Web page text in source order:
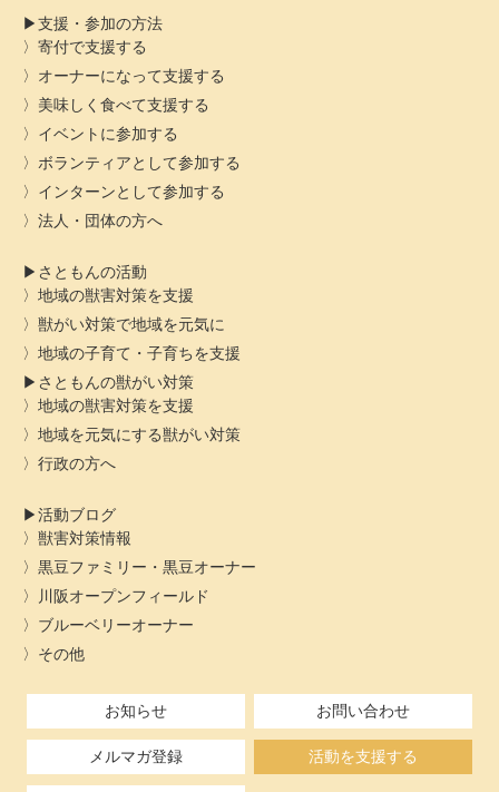
支援・参加の方法
寄付で支援する
オーナーになって支援する
美味しく食べて支援する
イベントに参加する
ボランティアとして参加する
インターンとして参加する
法人・団体の方へ
さともんの活動
地域の獣害対策を支援
獣がい対策で地域を元気に
地域の子育て・子育ちを支援
さともんの獣がい対策
地域の獣害対策を支援
地域を元気にする獣がい対策
行政の方へ
活動ブログ
獣害対策情報
黒豆ファミリー・黒豆オーナー
川阪オープンフィールド
ブルーベリーオーナー
その他
お知らせ お問い合わせ
メルマガ登録 活動を支援する